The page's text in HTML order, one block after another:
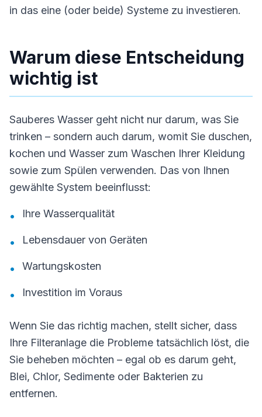
in das eine (oder beide) Systeme zu investieren.
Warum diese Entscheidung
wichtig ist
Sauberes Wasser geht nicht nur darum, was Sie
trinken – sondern auch darum, womit Sie duschen,
kochen und Wasser zum Waschen Ihrer Kleidung
sowie zum Spülen verwenden. Das von Ihnen
gewählte System beeinflusst:
• Ihre Wasserqualität
• Lebensdauer von Geräten
• Wartungskosten
• Investition im Voraus
Wenn Sie das richtig machen, stellt sicher, dass
Ihre Filteranlage die Probleme tatsächlich löst, die
Sie beheben möchten – egal ob es darum geht,
Blei, Chlor, Sedimente oder Bakterien zu
entfernen.